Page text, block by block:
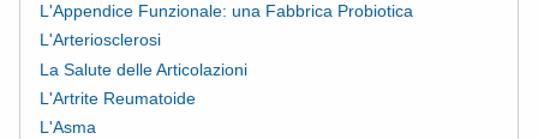
L'Appendice Funzionale: una Fabbrica Probiotica
L'Arteriosclerosi
La Salute delle Articolazioni
L'Artrite Reumatoide
L'Asma